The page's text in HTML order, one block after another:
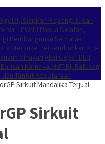
Siapkan Kepengurusan
I PWNU Papua Selatan,
Pembangunan Semarak
Merauke Persembahkan Kue
Nihayah Aksi Cepat DLH
Karnaval HUT RI, Ratusan
Tuntut Kesetaraan
Sirkuit Mandalika Terjual
Sirkuit